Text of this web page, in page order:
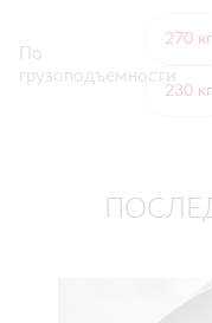
По
грузоподъемности
270 кг
230 кг